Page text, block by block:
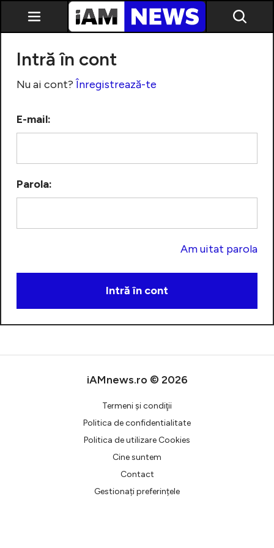
Creează cont
Intră în cont
Nu ai cont?Înregistrează-te
E-mail:
Parola:
Am uitat parola
iAMnews.ro © 2026
Termeni şi condiţii
Politica de confidentialitate
Politica de utilizare Cookies
Cine suntem
Contact
Gestionați preferințele